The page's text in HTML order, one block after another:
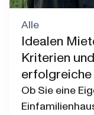
Alle
Idealen
Kriterien
erfolgreiche
Ob Sie eine